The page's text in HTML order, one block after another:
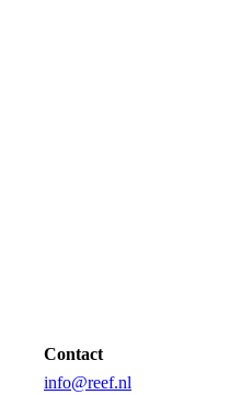
Contact
info@reef.nl